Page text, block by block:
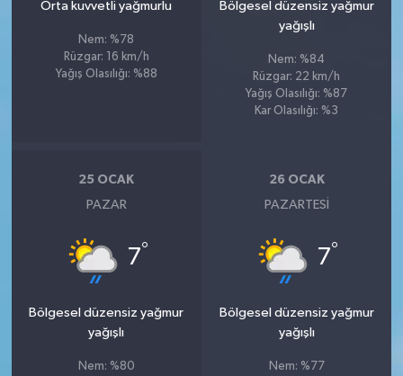
Orta kuvvetli yağmurlu
Nem: %78
Rüzgar: 16 km/h
Yağış Olasılığı: %88
Bölgesel düzensiz yağmur
yağışlı
Nem: %84
Rüzgar: 22 km/h
Yağış Olasılığı: %87
Kar Olasılığı: %3
25 OCAK
PAZAR
7°
Bölgesel düzensiz yağmur
yağışlı
Nem: %80
26 OCAK
PAZARTESI
7°
Bölgesel düzensiz yağmur
yağışlı
Nem: %77